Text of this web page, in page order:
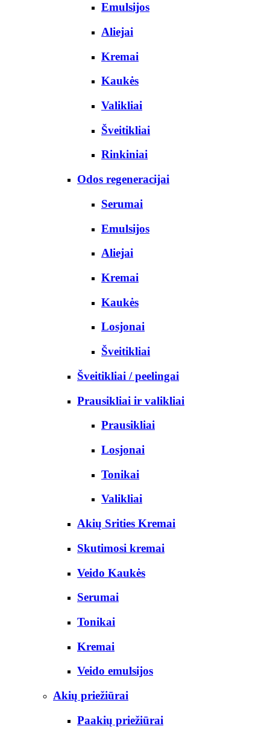
Emulsijos
Aliejai
Kremai
Kaukės
Valikliai
Šveitikliai
Rinkiniai
Odos regeneracijai
Serumai
Emulsijos
Aliejai
Kremai
Kaukės
Losjonai
Šveitikliai
Šveitikliai / peelingai
Prausikliai ir valikliai
Prausikliai
Losjonai
Tonikai
Valikliai
Akių Srities Kremai
Skutimosi kremai
Veido Kaukės
Serumai
Tonikai
Kremai
Veido emulsijos
Akių priežiūrai
Paakių priežiūrai